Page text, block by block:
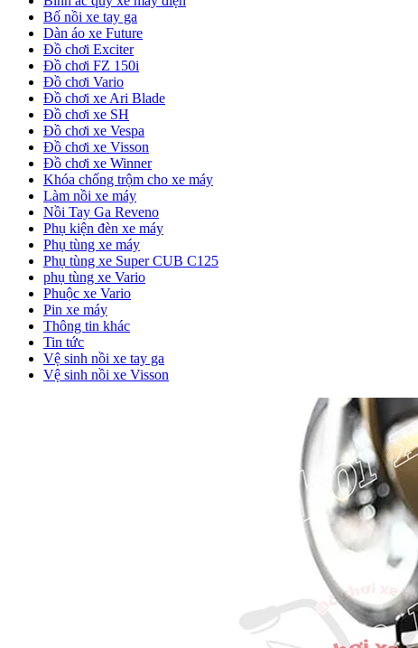
Bố nồi xe tay ga
Dàn áo xe Future
Đồ chơi Exciter
Đồ chơi FZ 150i
Đồ chơi Vario
Đồ chơi xe Ari Blade
Đồ chơi xe SH
Đồ chơi xe Vespa
Đồ chơi xe Visson
Đồ chơi xe Winner
Khóa chống trộm cho xe máy
Làm nồi xe máy
Nồi Tay Ga Reveno
Phụ kiện đèn xe máy
Phụ tùng xe máy
Phụ tùng xe Super CUB C125
phụ tùng xe Vario
Phuộc xe Vario
Pin xe máy
Thông tin khác
Tin tức
Vệ sinh nồi xe tay ga
Vệ sinh nồi xe Visson